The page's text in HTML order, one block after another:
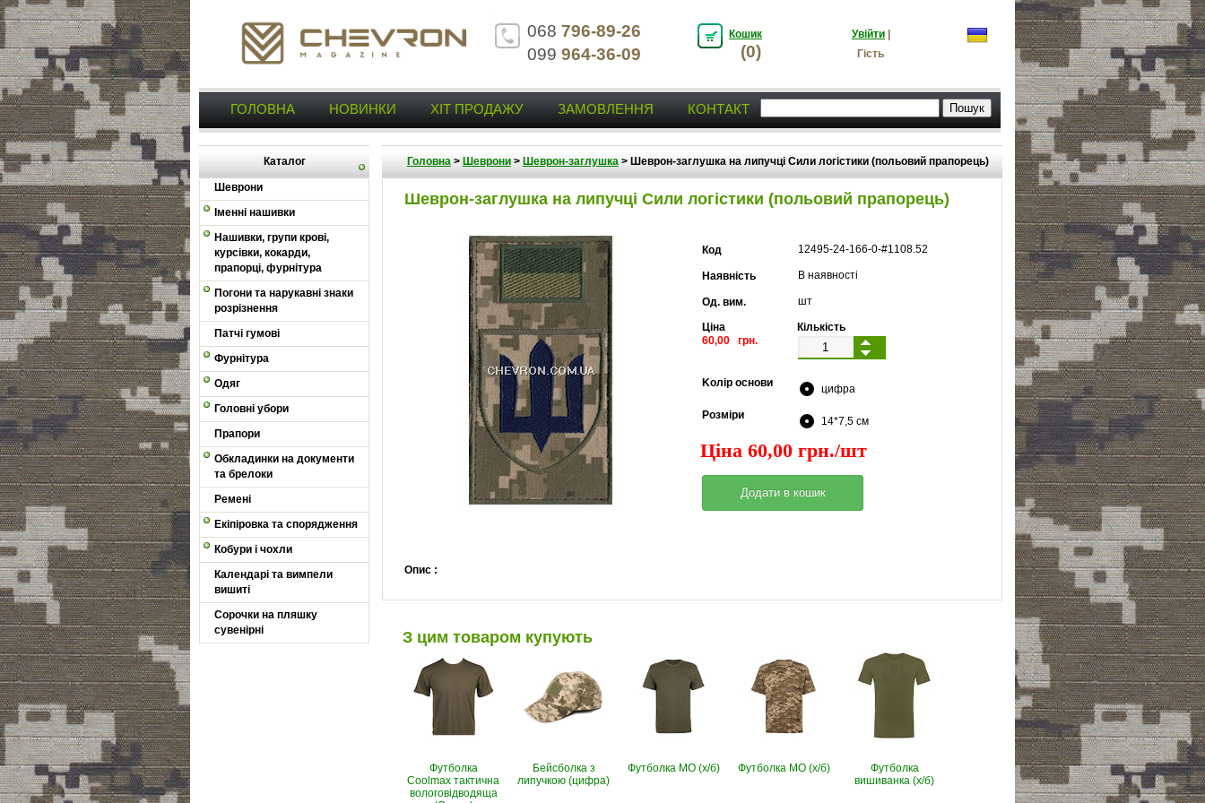
068 796-89-26
099 964-36-09
Кошик
(0)
Увійти
Гість
ГОЛОВНА НОВИНКИ ХІТ ПРОДАЖУ ЗАМОВЛЕННЯ КОНТАКТ
Каталог
Шеврони
Іменні нашивки
Нашивки, групи крові,
курсівки, кокарди,
прапорці, фурнітура
Погони та нарукавні знаки
розрізнення
Патчі гумові
Фурнітура
Одяг
Головні убори
Прапори
Обкладинки на документи
та брелоки
Ремені
Екіпіровка та спорядження
Кобури і чохли
Календарі та вимпели
вишиті
Сорочки на пляшку
сувенірні
Головна> Шеврони> Шеврон-заглушка> Шеврон-заглушка на липучці Сили логістики (польовий прапорець)
Шеврон-заглушка на липучці Сили логістики (польовий прапорець)
Код 12495-24-166-0-#1108.52
Наявність В наявності
Од. вим. шт
Ціна
60,00 грн.
Кількість
Kолір основи
цифра
Pозміри
14*7,5 см
Ціна 60,00 грн./шт
Опис :
З цим товаром купують
Футболка
Coolmax тактична
вологовiдводяща
Бейсболка з
липучкою (цифра)
Футболка МО (х/б) Футболка МО (х/б)
Футболка
вишиванка (х/б)